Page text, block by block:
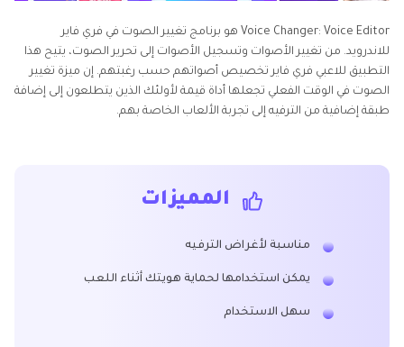
Voice Changer: Voice Editor هو برنامج تغيير الصوت في فري فاير
للاندرويد. من تغيير الأصوات وتسجيل الأصوات إلى تحرير الصوت، يتيح هذا
التطبيق للاعبي فري فاير تخصيص أصواتهم حسب رغبتهم. إن ميزة تغيير
الصوت في الوقت الفعلي تجعلها أداة قيمة لأولئك الذين يتطلعون إلى إضافة
طبقة إضافية من الترفيه إلى تجربة الألعاب الخاصة بهم.
المميزات
مناسبة لأغراض الترفيه
يمكن استخدامها لحماية هويتك أثناء اللعب
سهل الاستخدام